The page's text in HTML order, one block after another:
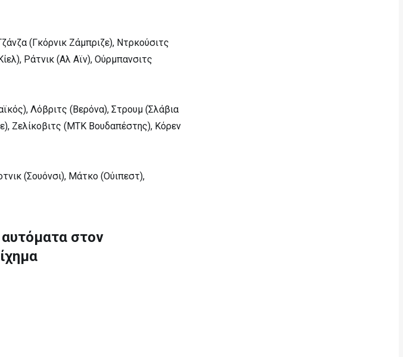
(Γκόρνικ Ζάμπριζε), Ντρκούσιτς
Ράτνικ (Αλ Αϊν), Ούρμπανσιτς
Λόβριτς (Βερόνα), Στρουμ (Σλάβια
Ζελίκοβιτς (ΜΤΚ Βουδαπέστης), Κόρεν
(Σουόνσι), Μάτκο (Ούιπεστ),
στον